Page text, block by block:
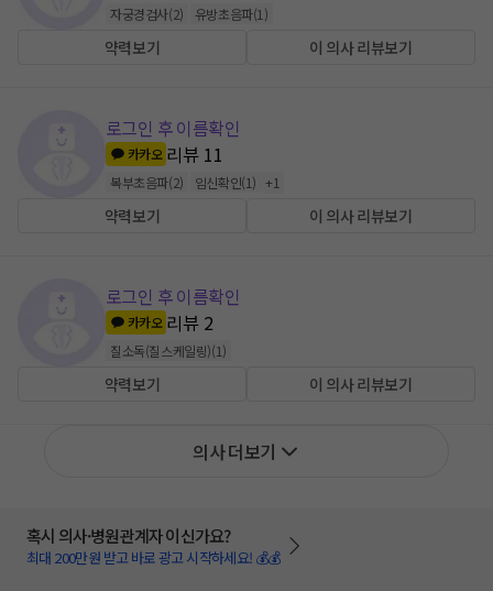
자궁경검사(2) 유방초음파(1 )
약력보기 이 의사 리뷰보기
로그인 후 이름확인
카카오 리뷰 11
복부초음파(2) 임신확인(1) +1
약력보기 이 의사 리뷰보기
로그인 후 이름확인
카카오 리뷰 2
질소독(질스케일링)(1)
약력보기 이 의사 리뷰보기
의사 더보기
혹시 의사·병원관계자 이신가요?
최대 200만원 받고 바로 광고 시작하세요! 💰💰